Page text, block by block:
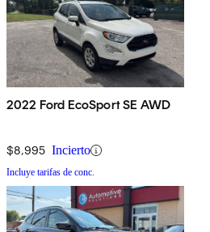
2022 Ford EcoSport SE AWD
$8,995 Incierto
Incluye tarifas de conc.